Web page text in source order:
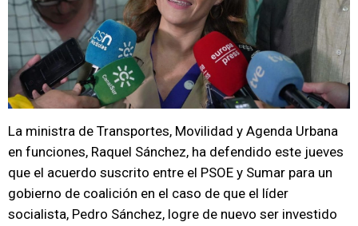
La ministra de Transportes, Movilidad y Agenda Urbana
en funciones, Raquel Sánchez, ha defendido este jueves
que el acuerdo suscrito entre el PSOE y Sumar para un
gobierno de coalición en el caso de que el líder
socialista, Pedro Sánchez, logre de nuevo ser investido